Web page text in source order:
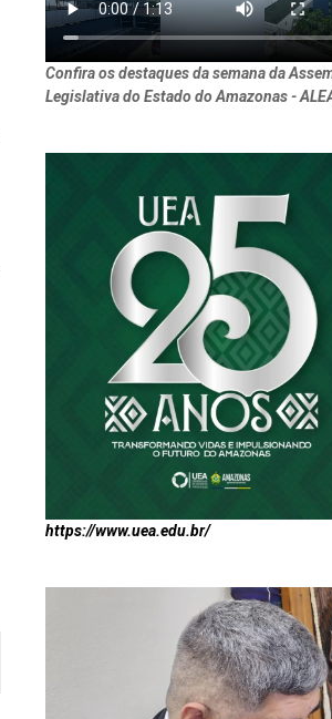
Confira os destaques da semana da
Legislativa do Estado do Amazonas -
https://www.uea.edu.br/